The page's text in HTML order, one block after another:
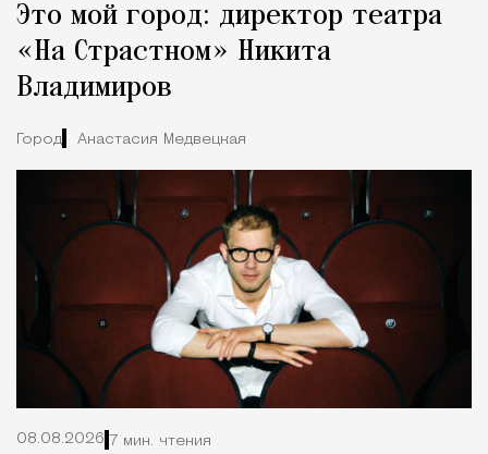
Город
Это мой город: директор театра
«На Страстном» Никита
Владимиров
Город Анастасия Медвецкая
08.08.2026 7 мин. чтения